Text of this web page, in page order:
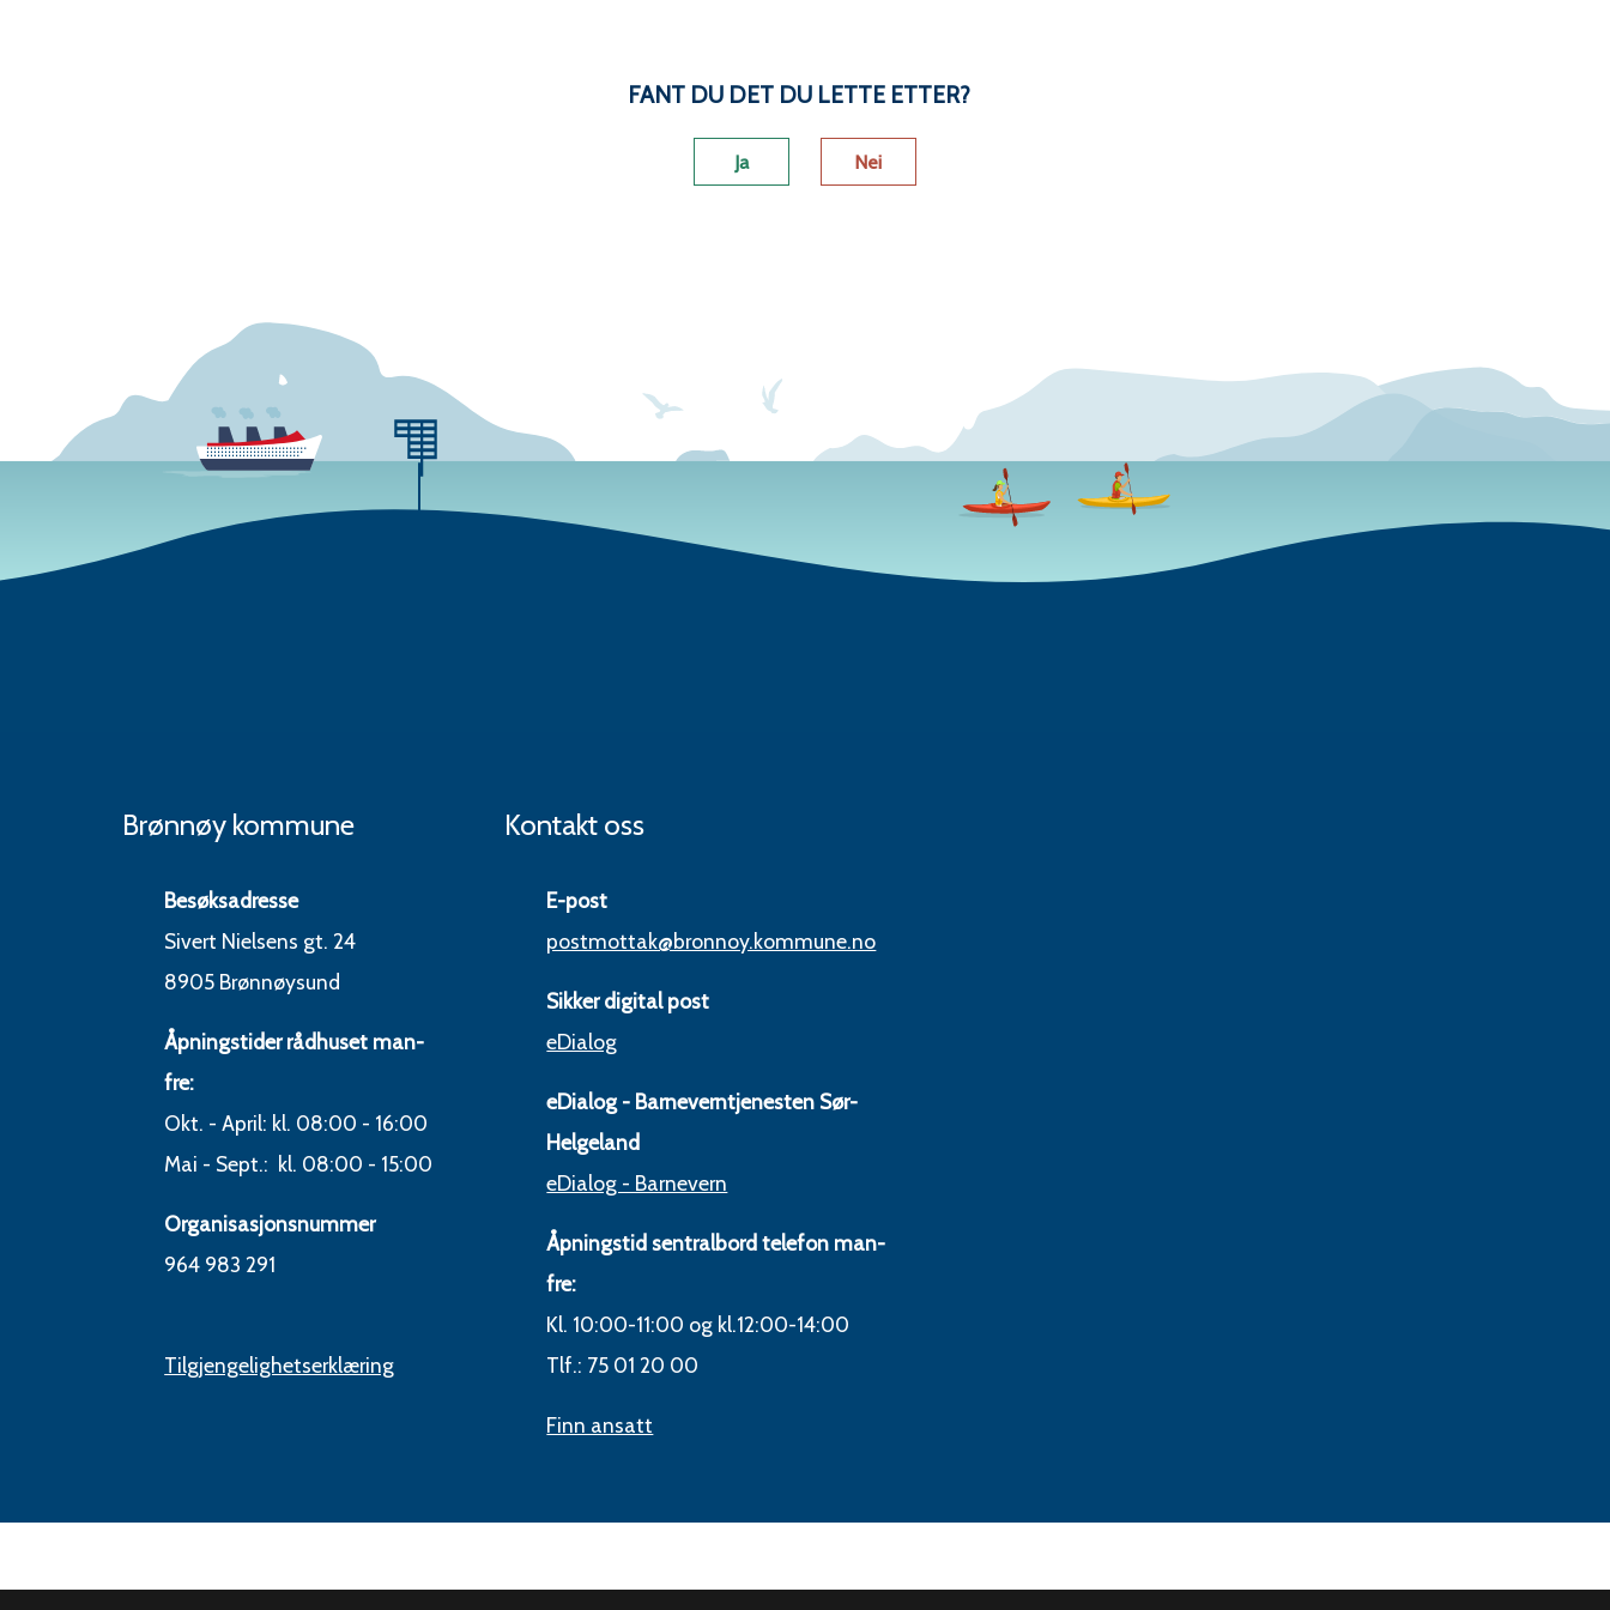
FANT DU DET DU LETTE ETTER?
Ja Nei
Brønnøy kommune
Besøksadresse
Sivert Nielsens gt. 24
8905 Brønnøysund
Åpningstider rådhuset man-
fre:
Okt. - April: kl. 08:00 - 16:00
Mai - Sept.: kl. 08:00 - 15:00
Organisasjonsnummer
964 983 291
Tilgjengelighetserklæring
Kontakt oss
E-post
postmottak@bronnoy.kommune.no
Sikker digital post
eDialog
eDialog - Barneverntjenesten Sør-
Helgeland
eDialog - Barnevern
Åpningstid sentralbord telefon man-
fre:
Kl. 10:00-11:00 og kl.12:00-14:00
Tlf.: 75 01 20 00
Finn ansatt